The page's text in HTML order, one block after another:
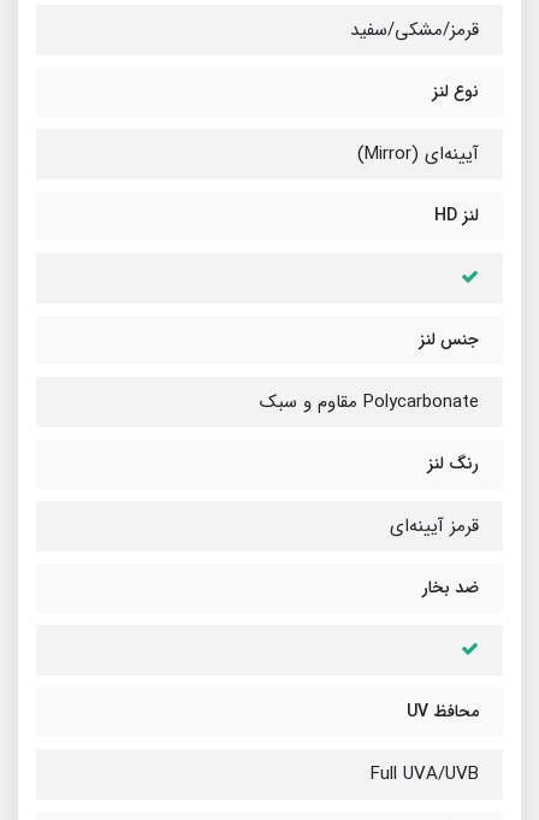
قرمز/مشکی/سفید
نوع لنز
آیینه‌ای (Mirror)
لنز HD
جنس لنز
Polycarbonate مقاوم و سبک
رنگ لنز
قرمز آیینه‌ای
ضد بخار
محافظ UV
Full UVA/UVB